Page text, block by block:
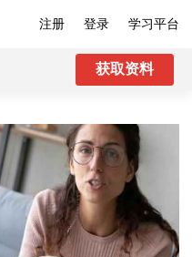
注册 登录 学习平台
获取资料